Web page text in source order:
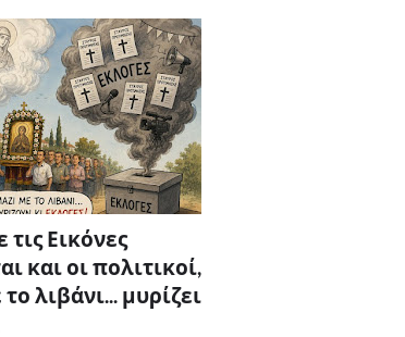
Εικόνες
και οι πολιτικοί,
λιβάνι... μυρίζει